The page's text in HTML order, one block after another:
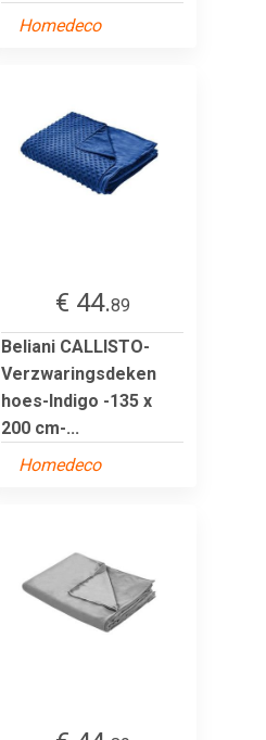
Homedeco
€ 44.89
Beliani CALLISTO-
Verzwaringsdeken
hoes-Indigo -135 x
200 cm-...
Homedeco